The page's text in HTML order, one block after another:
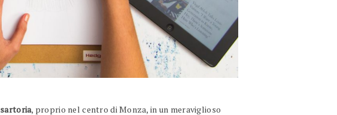
, proprio nel centro di Monza, in un meraviglioso